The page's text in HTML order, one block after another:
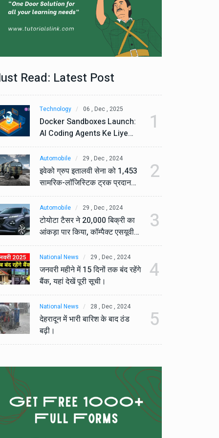
Read: Latest Post
Technology 06 , Dec , 2025
Docker Sandboxes Launch:
AI Coding Agents Ke Liye
Secure Solution | Hindeez
1
Automobile 29 , Dec , 2024
इवेको ग्रुप इतालवी सेना को 1,453
सामरिक-लॉजिस्टिक ट्रक प्रदान
करेगा।
2
Automobile 29 , Dec , 2024
टोयोटा टैसर ने 20,000 बिक्री का
आंकड़ा पार किया, कॉम्पैक्ट एसयूवी
सेगमेंट में मजबूत प्रभाव डाला।
3
National News 29 , Dec , 2024
जनवरी महीने में 15 दिनों तक बंद रहेंगे
बैंक, यहां देखें पूरी सूची।
4
National News 28 , Dec , 2024
देहरादून में भारी बारिश के बाद ठंड
बढ़ी।
5